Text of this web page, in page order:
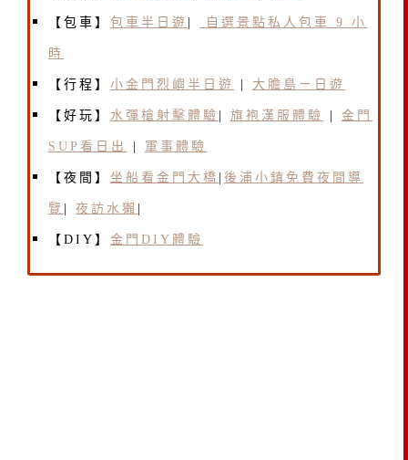
【包車】 包車半日遊 自選景點私人包車 9 小
時
【行程】 小金門烈嶼半日遊 大膽島ㄧ日遊
【好玩】 水彈槍射擊體驗 旗袍漢服體驗 金門
SUP看日出 軍事體驗
【夜間】 坐船看金門大橋 後浦小鎮免費夜間導
覽 夜訪水獺
【DIY】 金門DIY體驗